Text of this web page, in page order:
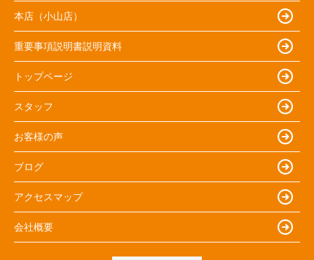
本店（小山店）
重要事項説明書説明資料
トップページ
スタッフ
お客様の声
ブログ
アクセスマップ
会社概要